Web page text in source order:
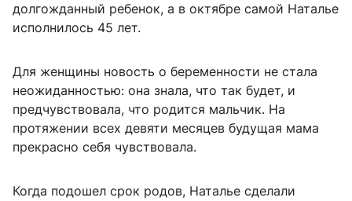
долгожданный ребенок, а в октябре самой Наталье
исполнилось 45 лет.
Для женщины новость о беременности не стала
неожиданностью: она знала, что так будет, и
предчувствовала, что родится мальчик. На
протяжении всех девяти месяцев будущая мама
прекрасно себя чувствовала.
Когда подошел срок родов, Наталье сделали